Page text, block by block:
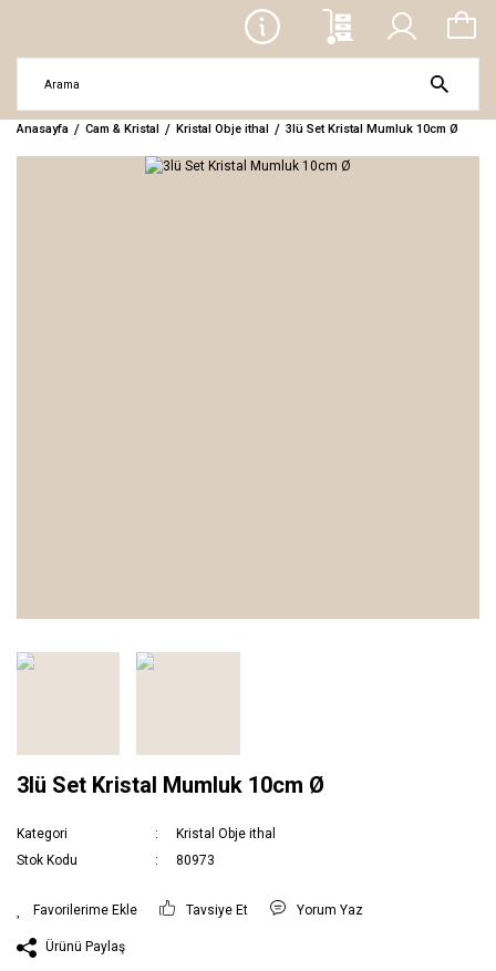
Anasayfa Cam & Kristal Kristal Obje ithal 3lü Set Kristal Mumluk 10cm Ø
3lü Set Kristal Mumluk 10cm Ø
Kategori
Kristal Obje ithal
Stok Kodu
80973
Tavsiye Et Yorum Yaz
Ürünü Paylaş